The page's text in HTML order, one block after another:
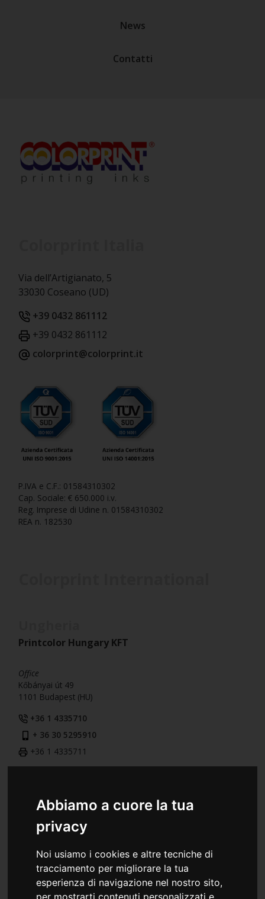
Abbiamo a cuore la tua
privacy
Noi usiamo i cookies e altre tecniche di
tracciamento per migliorare la tua
esperienza di navigazione nel nostro sito,
News
Contatti
Via dell’Artigianato, 5
33030 Coseano (UD)
+39 0432 861112
+39 0432 861112
colorprint@colorprint.it
P.IVA e C.F.: 01584310302
Cap. Sociale: € 650.000 i.v.
Reg. Imprese di Udine n. 01584310302
REA n. 182530
Printcolor Hungary KFT
Office
Kőbányai út 49
1101 Budapest (HU)
+36 1 4335710
+ 36 30 5295910
+36 1 4335711
Romania
Colorprint Romania S.R.L.
Warehouse and Office
Str. Budvar, 41
Jud. Harghita
535600 Odorheiu Secuiesc (RO)